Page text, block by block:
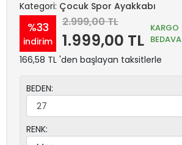
Kategori: Çocuk Spor Ayakkabı
%33
indirim
2.999,00 TL
1.999,00 TL
KARGO
BEDAVA
166,58 TL 'den başlayan taksitlerle
BEDEN:
RENK: